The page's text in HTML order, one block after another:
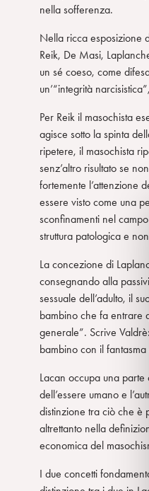
nella sofferenza.
Nella ricca esposizione
Reik, De Masi,
un sé coeso, come
un’“integrità
Per Reik il masochista
agisce sotto la spinta
ripetere, il masochista
senz’altro risultato se
fortemente l’attenzione
essere visto come una
sconfinamenti nel
struttura patologica e
La concezione di
consegnando alla
sessuale dell’adulto, il
bambino che fa entrare
generale”. Scrive
bambino con il
Lacan occupa una parte
dell’essere umano e
distinzione tra ciò che è
altrettanto nella
economica del
I due concetti